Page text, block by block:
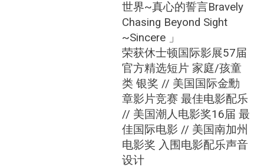
世界~真心的誓言Bravely
Chasing Beyond Sight
~Sincere 」
荣获休士顿国际影展57届
官方精选短片 家庭/孩童
类 银奖 // 美国国际金勳
章影片竞赛 最佳电影配乐
// 美国潮人电影奖16届 最
佳国际电影 // 美国南加州
电影奖 入围电影配乐声音
设计